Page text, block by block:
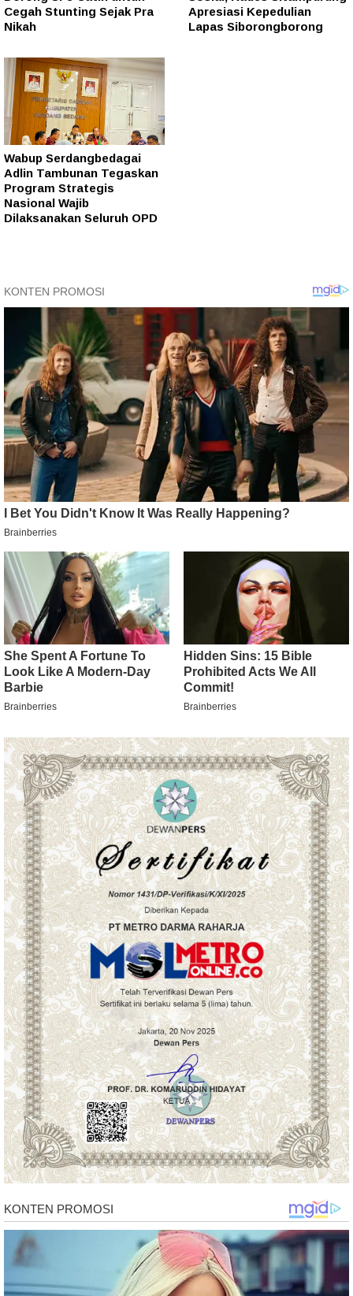
Cegah Stunting Sejak Pra
Nikah
Apresiasi Kepedulian
Lapas Siborongborong
Wabup Serdangbedagai
Adlin Tambunan Tegaskan
Program Strategis
Nasional Wajib
Dilaksanakan Seluruh OPD